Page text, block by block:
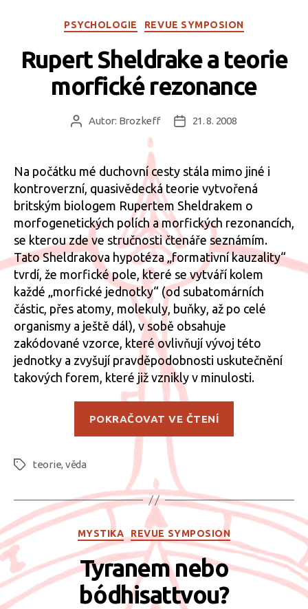
Rubriky
PSYCHOLOGIE REVUE SYMPOSION
Rupert Sheldrake a teorie
morfické rezonance
AutorAutor: Brozkeff
Datum21. 8. 2008
Na počátku mé duchovní cesty stála mimo jiné i
kontroverzní, quasivědecká teorie vytvořená
britským biologem Rupertem Sheldrakem o
morfogenetických polích a morfických rezonancích,
se kterou zde ve stručnosti čtenáře seznámím.
Tato Sheldrakova hypotéza „formativní kauzality“
tvrdí, že morfické pole, které se vytváří kolem
každé „morfické jednotky“ (od subatomárních
částic, přes atomy, molekuly, buňky, až po celé
organismy a ještě dál), v sobě obsahuje
zakódované vzorce, které ovlivňují vývoj této
jednotky a zvyšují pravděpodobnosti uskutečnění
takových forem, které již vznikly v minulosti.
POKRAČOVAT VE ČTENÍ
rezonance“
Štítkyteorie, věda
Rubriky
MYSTIKA REVUE SYMPOSION
Tyranem nebo
bódhisattvou?